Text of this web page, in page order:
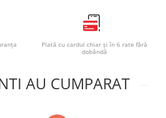
Plată cu cardul chiar și în 6 rate fără
dobândă
AU CUMPARAT